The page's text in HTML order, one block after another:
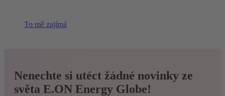
To mě zajímá
Nenechte si utéct žádné novinky ze
světa E.ON Energy Globe!